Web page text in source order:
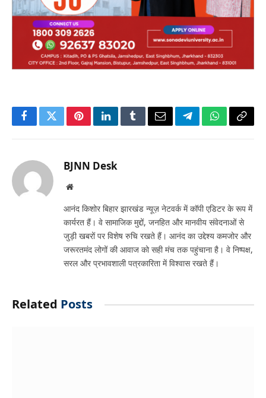
FacebookTwitterPinterestLinkedInTumblrEmailTelegramWhatsApp
Copy
BJNN Desk
Website
आनंद किशोर बिहार झारखंड न्यूज़ नेटवर्क में कॉपी एडिटर के रूप में
कार्यरत हैं। वे सामाजिक मुद्दों, जनहित और मानवीय संवेदनाओं से
जुड़ी खबरों पर विशेष रुचि रखते हैं। आनंद का उद्देश्य कमजोर और
जरूरतमंद लोगों की आवाज को सही मंच तक पहुंचाना है। वे निष्पक्ष,
सरल और प्रभावशाली पत्रकारिता में विश्वास रखते हैं।
Related Posts